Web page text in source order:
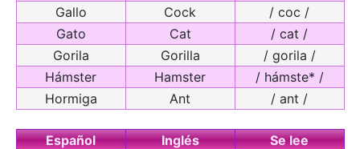
Gallo
Cock
/ coc /
Gato
Cat
/ cat /
Gorila
Gorilla
/ gorila /
Hámster
Hamster
/ hámste* /
Hormiga
Ant / ant /
Español Inglés
Se lee